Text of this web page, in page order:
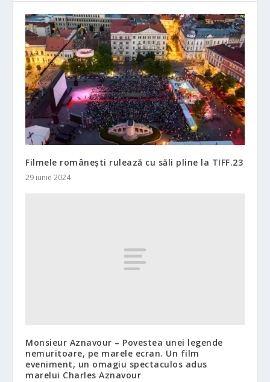
Filmele românești rulează cu săli pline la TIFF.23
29 iunie 2024
Monsieur Aznavour – Povestea unei legende
nemuritoare, pe marele ecran. Un film
eveniment, un omagiu spectaculos adus
marelui Charles Aznavour